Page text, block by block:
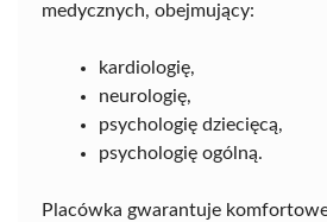
medycznych, obejmujący:
kardiologię,
neurologię,
psychologię dziecięcą,
psychologię ogólną.
Placówka gwarantuje